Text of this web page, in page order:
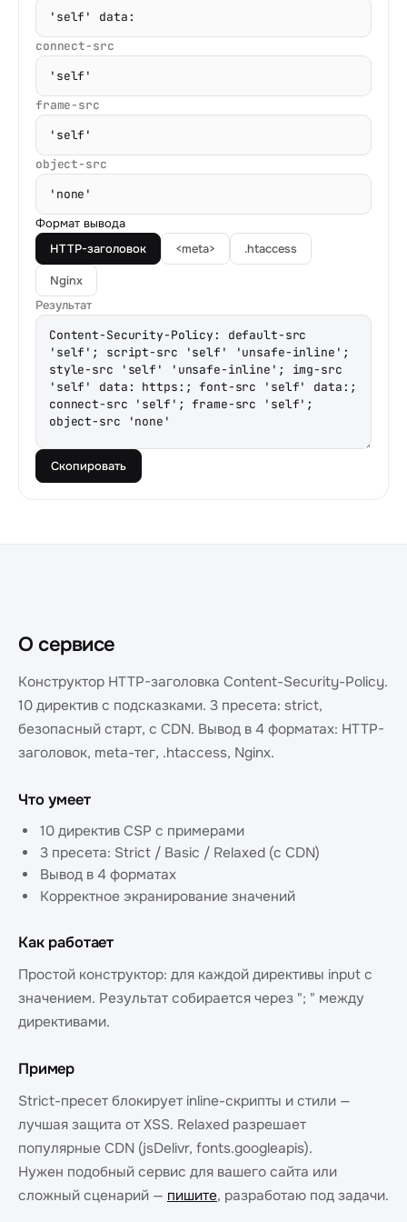
connect-src
frame-src
object-src
Формат вывода
HTTP-заголовок
<meta> .htaccess
Nginx
Результат
Скопировать
О сервисе
Конструктор HTTP-заголовка Content-Security-Policy.
10 директив с подсказками. 3 пресета: strict,
безопасный старт, с CDN. Вывод в 4 форматах: HTTP-
заголовок, meta-тег, .htaccess, Nginx.
Что умеет
10 директив CSP с примерами
3 пресета: Strict / Basic / Relaxed (с CDN)
Вывод в 4 форматах
Корректное экранирование значений
Как работает
Простой конструктор: для каждой директивы input с
значением. Результат собирается через "; " между
директивами.
Пример
Strict-пресет блокирует inline-скрипты и стили —
лучшая защита от XSS. Relaxed разрешает
популярные CDN (jsDelivr, fonts.googleapis).
Нужен подобный сервис для вашего сайта или
сложный сценарий — пишите, разработаю под задачи.